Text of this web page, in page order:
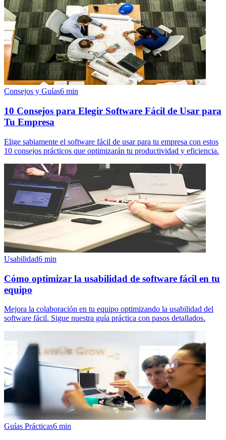
Consejos y Guías6 min
10 Consejos para Elegir Software Fácil de Usar para
Tu Empresa
Elige sabiamente el software fácil de usar para tu empresa con estos
10 consejos prácticos que optimizarán tu productividad y eficiencia.
Usabilidad6 min
Cómo optimizar la usabilidad de software fácil en tu
equipo
Mejora la colaboración en tu equipo optimizando la usabilidad del
software fácil. Sigue nuestra guía práctica con pasos detallados.
Guías Prácticas6 min